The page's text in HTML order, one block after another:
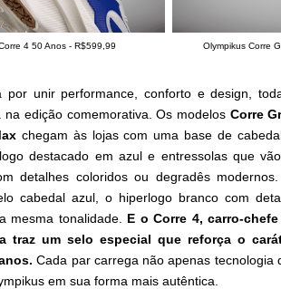
4 50 Anos - R$599,99 Olympikus Corre
por unir performance, conforto e design,
na edição comemorativa. Os modelosCorre
chegam às lojas com uma base de
destacado em azul e entressolas que
detalhes coloridos ou degradês
cabedal azul, o hiperlogo branco com
mesma tonalidade. E o Corre 4, carro-
traz um selo especial que reforça o
Cada par carrega não apenas tecnologia
em sua forma mais autêntica.